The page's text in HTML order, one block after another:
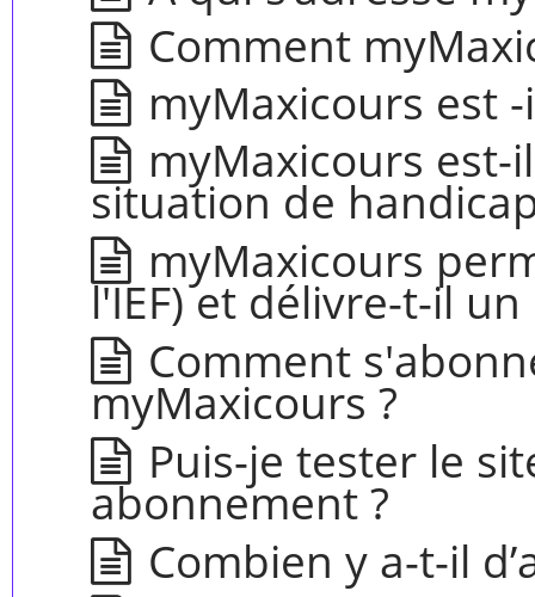
Comment
myMaxicours est
myMaxicours est-
situation de
myMaxicours
l'IEF) et délivre-t-il
Comment
myMaxicours ?
Puis-je tester le
abonnement ?
Combien y a-t-il